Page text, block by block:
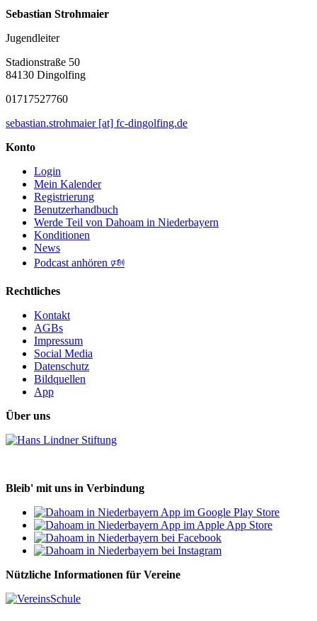
Sebastian Strohmaier
Jugendleiter
Stadionstraße 50
84130 Dingolfing
01717527760
sebastian.strohmaier [at] fc-dingolfing.de
Konto
Login
Mein Kalender
Registrierung
Benutzerhandbuch
Werde Teil von Dahoam in Niederbayern
Konditionen
News
Podcast anhören 🕬
Rechtliches
Kontakt
AGBs
Impressum
Social Media
Datenschutz
Bildquellen
App
Über uns
Bleib' mit uns in Verbindung
Nützliche Informationen für Vereine